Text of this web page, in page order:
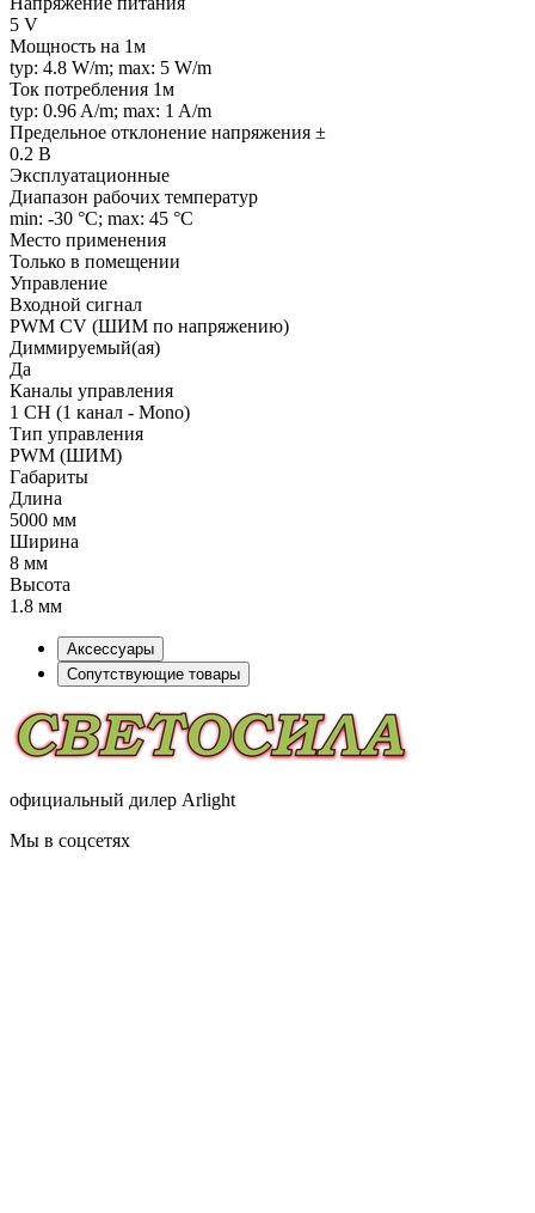
5 V
Мощность на 1м
typ: 4.8 W/m; max: 5 W/m
Ток потребления 1м
typ: 0.96 A/m; max: 1 A/m
Предельное отклонение напряжения ±
0.2 В
Эксплуатационные
Диапазон рабочих температур
min: -30 °C; max: 45 °C
Место применения
Только в помещении
Управление
Входной сигнал
PWM СV (ШИМ по напряжению)
Диммируемый(ая)
Да
Каналы управления
1 CH (1 канал - Mono)
Тип управления
PWM (ШИМ)
Габариты
Длина
5000 мм
Ширина
8 мм
Высота
1.8 мм
Аксессуары
Сопутствующие товары
официальный дилер Arlight
Мы в соцсетях